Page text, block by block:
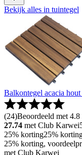
Bekijk alles in tuintegel
Balkontegel acacia
(24)Beoordeeld met
27.74 met Club Karwei
25% korting25%
25% korting,
met Club Karwei